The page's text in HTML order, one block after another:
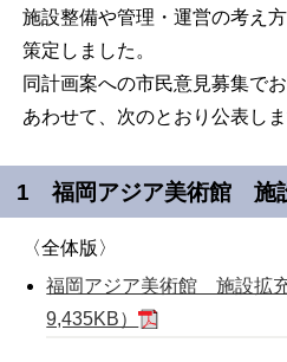
施設整備や管理・運営の考え
策定しました。
同計画案への市民意見募集で
あわせて、次のとおり公表しま
1 福岡アジア美術館 施
〈全体版〉
福岡アジア美術館 施設拡
9,435KB）